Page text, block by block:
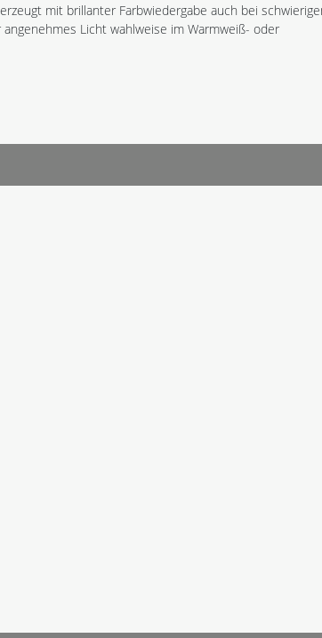
mit brillanter Farbwiedergabe auch bei
Licht wahlweise im Warmweiß- oder